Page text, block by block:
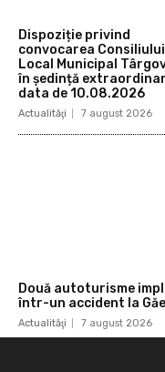
Dispoziție privind
convocarea Consiliului
Local Municipal
în ședință
data de 10.08.2026
Actualităţi 7 august 2026
Două autoturisme
într-un accident la
Actualităţi 7 august 2026